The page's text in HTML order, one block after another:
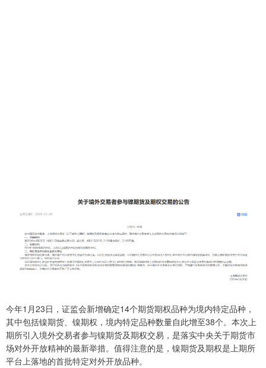
今年1月23日，证监会新增确定14个期货期权品种为境内特定品种，
其中包括镍期货、镍期权，境内特定品种数量自此增至38个。本次上
期所引入境外交易者参与镍期货及期权交易，是落实中央关于期货市
场对外开放精神的最新举措。值得注意的是，镍期货及期权是上期所
平台上落地的首批特定对外开放品种。